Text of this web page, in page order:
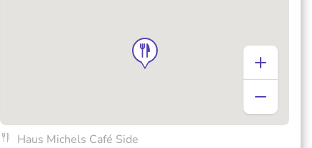
Haus Michels Café Side